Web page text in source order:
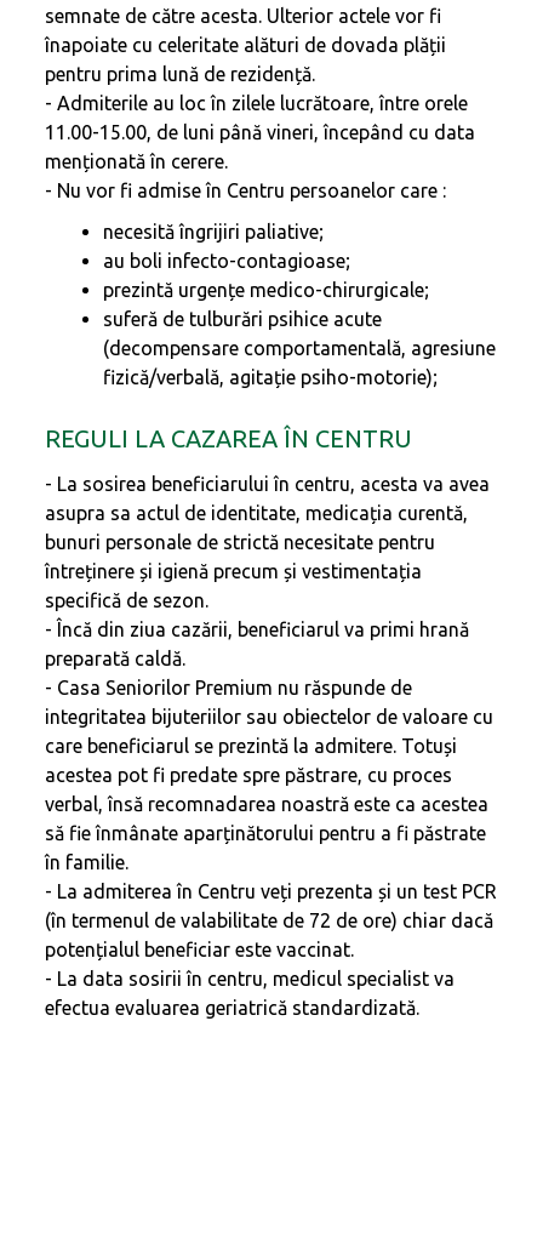
semnate de către acesta. Ulterior actele vor fi
înapoiate cu celeritate alături de dovada plății
pentru prima lună de rezidență.
- Admiterile au loc în zilele lucrătoare, între orele
11.00-15.00, de luni până vineri, începând cu data
menționată în cerere.
- Nu vor fi admise în Centru persoanelor care :
necesită îngrijiri paliative;
au boli infecto-contagioase;
prezintă urgențe medico-chirurgicale;
suferă de tulburări psihice acute
(decompensare comportamentală, agresiune
fizică/verbală, agitație psiho-motorie);
REGULI LA CAZAREA ÎN CENTRU
- La sosirea beneficiarului în centru, acesta va avea
asupra sa actul de identitate, medicația curentă,
bunuri personale de strictă necesitate pentru
întreținere și igienă precum și vestimentația
specifică de sezon.
- Încă din ziua cazării, beneficiarul va primi hrană
preparată caldă.
- Casa Seniorilor Premium nu răspunde de
integritatea bijuteriilor sau obiectelor de valoare cu
care beneficiarul se prezintă la admitere. Totuși
acestea pot fi predate spre păstrare, cu proces
verbal, însă recomnadarea noastră este ca acestea
să fie înmânate aparținătorului pentru a fi păstrate
în familie.
- La admiterea în Centru veți prezenta și un test PCR
(în termenul de valabilitate de 72 de ore) chiar dacă
potențialul beneficiar este vaccinat.
- La data sosirii în centru, medicul specialist va
efectua evaluarea geriatrică standardizată.